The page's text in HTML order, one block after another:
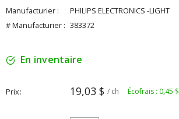
Manufacturier :
PHILIPS ELECTRONICS -LIGHT
# Manufacturier : 383372
En inventaire
Prix 19,03 $ / ch Écofrais : 0,45 $